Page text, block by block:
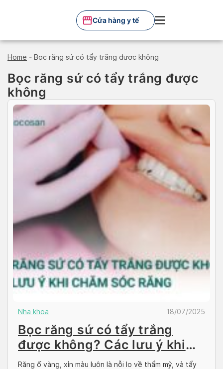
Cửa hàng y tế
Home - Bọc răng sứ có tẩy trắng được không
Bọc răng sứ có tẩy trắng được
không
Nha khoa 18/07/2025
Bọc răng sứ có tẩy trắng
được không? Các lưu ý khi
chăm sóc răng
Răng ố vàng, xỉn màu luôn là nỗi lo về thẩm mỹ, và tẩy